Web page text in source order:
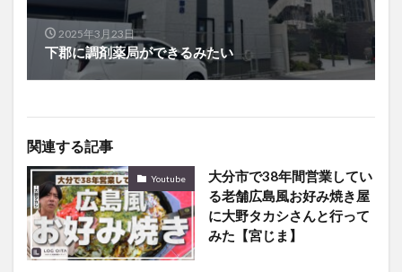
2025年3月23日
下郡に調剤薬局ができるみたい
関連する記事
Youtube
大分市で38年間営業してい
る老舗広島風お好み焼き屋
に大野タカシさんと行って
みた【宮じま】